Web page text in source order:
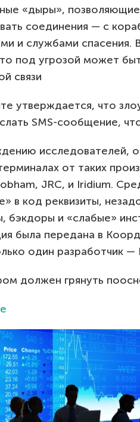
«дыры»,
соединения — с
и службами
под угрозой может
связи
утверждается, что
SMS-сообщение,
исследователей,
от таких
JRC, и Iridium.
в код реквизиты,
бэкдоры и «слабые»
была передана в
один разработчик
должен грянуть